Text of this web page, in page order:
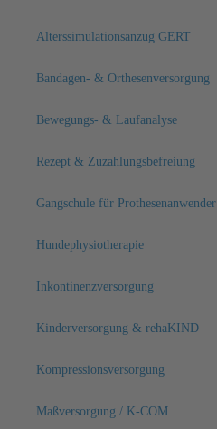
Alterssimulationsanzug GERT
Bandagen- & Orthesenversorgung
Bewegungs- & Laufanalyse
Rezept & Zuzahlungsbefreiung
Gangschule für Prothesenanwender
Hundephysiotherapie
Inkontinenzversorgung
Kinderversorgung & rehaKIND
Kompressionsversorgung
Maßversorgung / K-COM